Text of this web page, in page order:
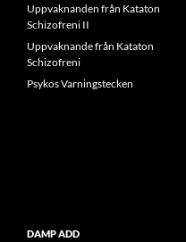
Uppvaknanden från Kataton
Schizofreni II
Uppvaknande från Kataton
Schizofreni
Psykos Varningstecken
DAMP ADD